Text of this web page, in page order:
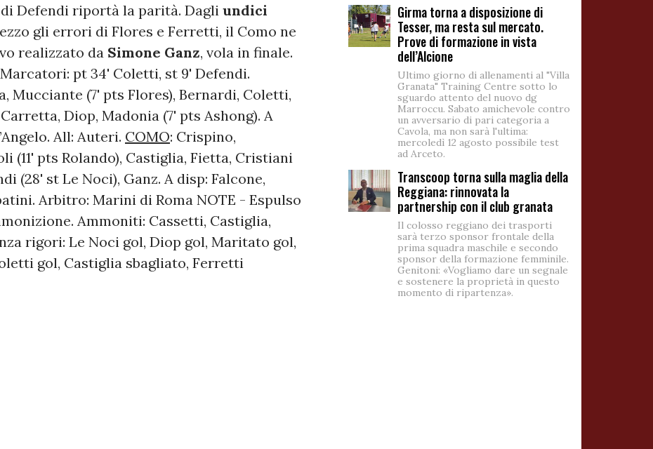
Defendi riportà la parità. Dagli undici
gli errori di Flores e Ferretti, il Como ne
realizzato da Simone Ganz, vola in finale.
Marcatori: pt 34' Coletti, st 9' Defendi.
Mucciante (7' pts Flores), Bernardi, Coletti,
Diop, Madonia (7' pts Ashong). A
All: Auteri. COMO: Crispino,
(11' pts Rolando), Castiglia, Fietta, Cristiani
(28' st Le Noci), Ganz. A disp: Falcone,
Arbitro: Marini di Roma NOTE - Espulso
Ammoniti: Cassetti, Castiglia,
rigori: Le Noci gol, Diop gol, Maritato gol,
gol, Castiglia sbagliato, Ferretti
Girma torna a disposizione di
Tesser, ma resta sul mercato.
Prove di formazione in vista
dell’Alcione
Ultimo giorno di allenamenti al "Villa
Granata" Training Centre sotto lo
sguardo attento del nuovo dg
Marroccu. Sabato amichevole contro
un avversario di pari categoria a
Cavola, ma non sarà l'ultima:
mercoledì 12 agosto possibile test
ad Arceto.
Transcoop torna sulla maglia della
Reggiana: rinnovata la
partnership con il club granata
Il colosso reggiano dei trasporti
sarà terzo sponsor frontale della
prima squadra maschile e secondo
sponsor della formazione femminile.
Genitoni: «Vogliamo dare un segnale
e sostenere la proprietà in questo
momento di ripartenza».